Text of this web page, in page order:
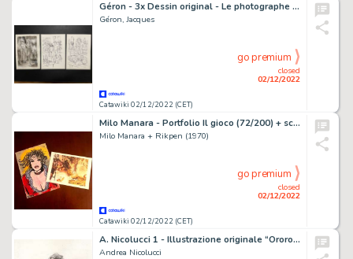
Géron - 3x Dessin original - Le photographe - Page volante - Exemplaire unique
Géron, Jacques
Catawiki 02/12/2022 (CET)
closed
02/12/2022
go premium
Milo Manara - Portfolio Il gioco (72/200) + schizzo di Claudia
Milo Manara + Rikpen (1970)
Catawiki 02/12/2022 (CET)
closed
02/12/2022
go premium
A. Nicolucci 1 - Illustrazione originale “Ororo, anni 80” - Page volante - Exemplaire unique - (2022)
Andrea Nicolucci